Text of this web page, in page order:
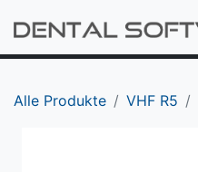
Alle Produkte VHF R5